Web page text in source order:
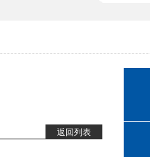
返回列表